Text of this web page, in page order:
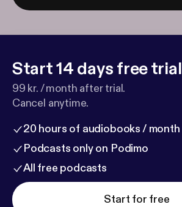
Start 14 days free trial
99 kr. / month after trial.
Cancel anytime.
20 hours of audiobooks / month
Podcasts only on Podimo
All free podcasts
Start for free